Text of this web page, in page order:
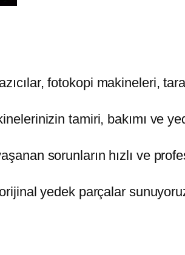
fotokopi makineleri,
tamiri, bakımı ve
sorunların hızlı ve
yedek parçalar